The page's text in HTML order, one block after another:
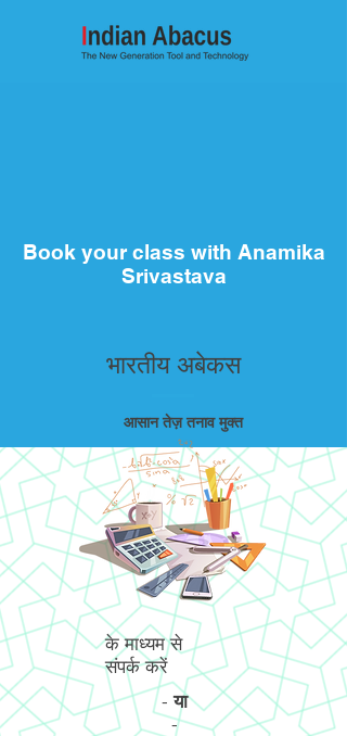
Book your class with Anamika
Srivastava
भारतीय अबेकस
आसान तेज़ तनाव मुक्त
के माध्यम से
संपर्क करें
-या
-